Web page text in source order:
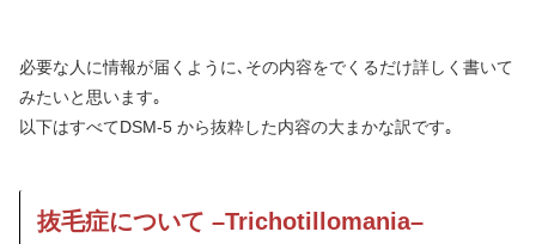
必要な人に情報が届くように､その内容をでくるだけ詳しく書いて
みたいと思います｡
以下はすべてDSM-5 から抜粋した内容の大まかな訳です｡
抜毛症について –Trichotillomania–